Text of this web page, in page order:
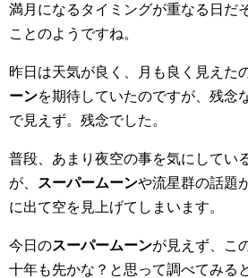
満月になるタイミングが重なる日だ
ことのようですね。
昨日は天気が良く、月も良く見えた
ーンを期待していたのですが、残念
で見えず。残念でした。
普段、あまり夜空の事を気にしてい
が、
スーパームーンや流星群の話題
に出て空を見上げてしまいます。
今日のスーパームーンが見えず、こ
十年も先かな？と思って調べてみる